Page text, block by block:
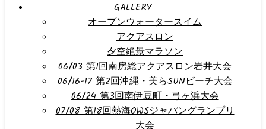
GALLERY
オープンウォータースイム
アクアスロン
夕空絶景マラソン
06/03 第1回南房総アクアスロン岩井大会
06/16-17 第2回沖縄・美らSUNビーチ大会
06/24 第3回南伊豆町・弓ヶ浜大会
07/08 第18回熱海OWSジャパングランプリ
大会